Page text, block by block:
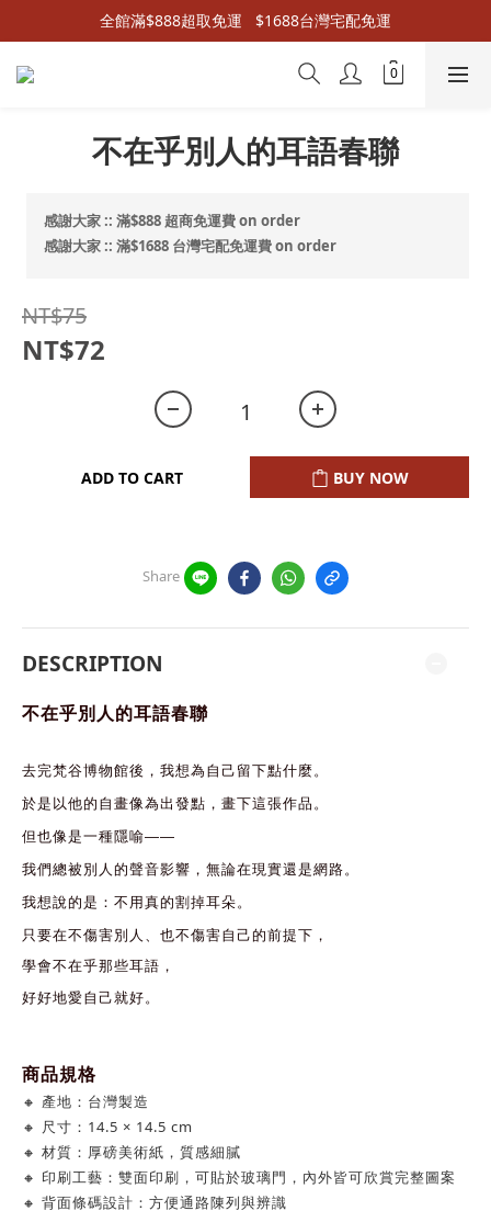
全館滿$888超取免運   $1688台灣宅配免運
不在乎別人的耳語春聯
感謝大家 :: 滿$888 超商免運費 on order
感謝大家 :: 滿$1688 台灣宅配免運費 on order
NT$75
NT$72
ADD TO CART BUY NOW
Share
DESCRIPTION
不在乎別人的耳語春聯
去完梵谷博物館後 ， 我想為自己留下點什麼。
於是以他的自畫像為出發點 ， 畫下這張作品 。
但也像是一種隱喻——
我們總被別人的聲音影響 ， 無論在現實還是網路。
我想說的是 ： 不用真的割掉耳朵。
只要在不傷害別人 、 也不傷害自己的前提下 ，
學會不在乎那些耳語，
好好地愛自己就好。
商品規格
🔸 產地：台灣製造
🔸 尺寸：14.5 × 14.5 cm
🔸 材質：厚磅美術紙，質感細膩
🔸 印刷工藝：雙面印刷，可貼於玻璃門，內外皆可欣賞完整圖案
🔸 背面條碼設計：方便通路陳列與辨識